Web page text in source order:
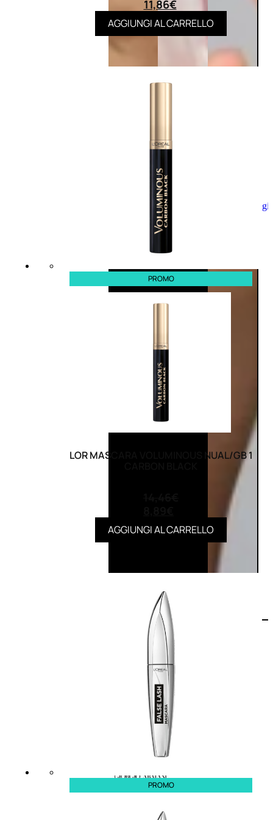
Aggiungi
11,86€
AGGIUNGI AL CARRELLO
PROMO
LOR MASCARA VOLUMINOUS NUAL/GB 1
AGGIUNGI AL CARRELLO
PROMO